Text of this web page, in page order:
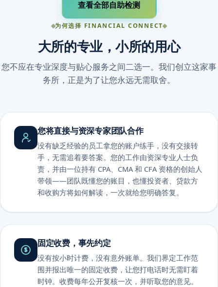
查看全部自助检测
为何选择 FINANCIAL CONNECT
大所的专业，小所的用心
您不应在专业深度与贴心服务之间二选一。我们创立这家事
务所，正是为了让您永远无需取舍。
您将直接与资深专家团队合作
没有缺乏经验的员工拿您的账户练手，没有交接转
手，无需追着要答案。您的工作由资深专业人士负
责，并由一位持有 CPA、CMA 和 CFA 资格的创始人
带领——团队既懂您的账目，也懂投资者、贷款方
和收购方将如何解读，一次就给您明确答复。
固定收费，事先约定
没有按小时计费，没有意外账单。我们界定工作范
围并报出唯一的固定收费，让您打电话时无需盯着
时钟。收费每年公开复核一次，并听取您的意见。